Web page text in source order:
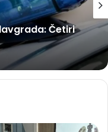
Četiri